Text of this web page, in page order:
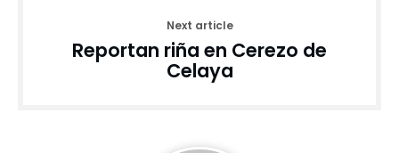
Next article
Reportan riña en Cerezo de
Celaya